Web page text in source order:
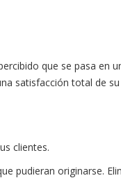
que se pasa en
satisfacción total de su
clientes.
pudieran originarse.